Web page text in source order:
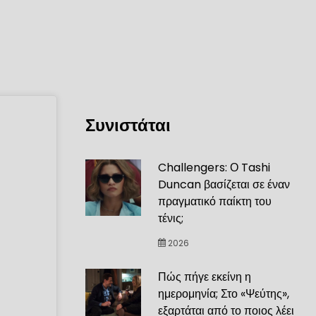
Συνιστάται
Challengers: Ο Tashi
Duncan βασίζεται σε έναν
πραγματικό παίκτη του
τένις;
2026
Πώς πήγε εκείνη η
ημερομηνία; Στο «Ψεύτης»,
εξαρτάται από το ποιος λέει